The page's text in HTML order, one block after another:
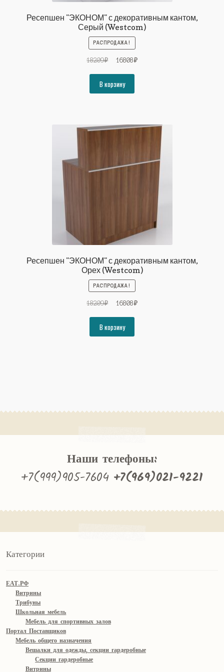
Ресепшен "ЭКОНОМ" с декоративным кантом,
Серый (Westcom)
РАСПРОДАЖА!
18209₽
Первоначальная
составляла
18209₽.
16808₽Текущая
В корзину
Ресепшен "ЭКОНОМ" с декоративным кантом,
Орех (Westcom)
РАСПРОДАЖА!
18209₽
Первоначальная
составляла
18209₽.
16808₽Текущая
В корзину
Наши телефоны:
+7(999)905-7604 +7(969)021-9221
Категории
ЕАТ.РФ
Витрины
Трибуны
Школьная мебель
Мебель для спортивных залов
Портал Поставщиков
Мебель общего назначения
Вешалки для одежды, секции гардеробные
Секции гардеробные
Витрины